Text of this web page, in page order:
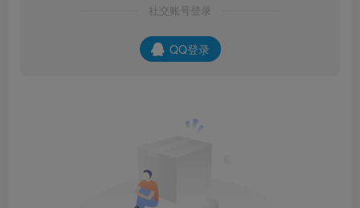
社交账号登录
QQ登录